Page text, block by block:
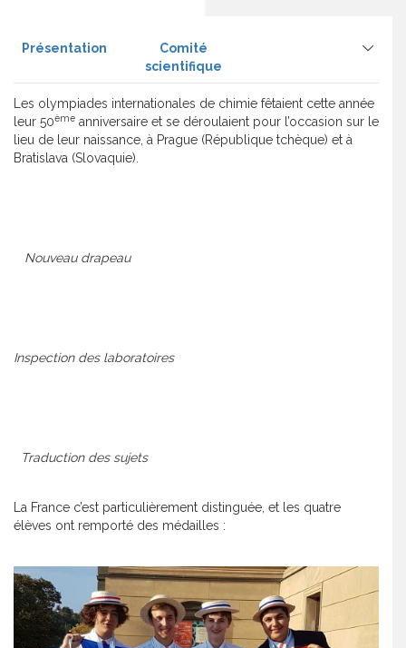
Présentation
Comité
scientifique
Les olympiades internationales de chimie fêtaient cette année
leur 50ème anniversaire et se déroulaient pour l’occasion sur le
lieu de leur naissance, à Prague (République tchèque) et à
Bratislava (Slovaquie).
Nouveau drapeau
Inspection des laboratoires
Traduction des sujets
La France c’est particulièrement distinguée, et les quatre
élèves ont remporté des médailles :